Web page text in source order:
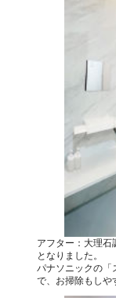
アフター：大理石
となりました。
パナソニックの「
で、お掃除もしや